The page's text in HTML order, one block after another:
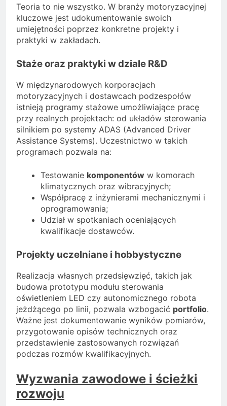
Teoria to nie wszystko. W branży motoryzacyjnej
kluczowe jest udokumentowanie swoich
umiejętności poprzez konkretne projekty i
praktyki w zakładach.
Staże oraz praktyki w dziale R&D
W międzynarodowych korporacjach
motoryzacyjnych i dostawcach podzespołów
istnieją programy stażowe umożliwiające pracę
przy realnych projektach: od układów sterowania
silnikiem po systemy ADAS (Advanced Driver
Assistance Systems). Uczestnictwo w takich
programach pozwala na:
Testowanie komponentów w komorach
klimatycznych oraz wibracyjnych;
Współpracę z inżynierami mechanicznymi i
oprogramowania;
Udział w spotkaniach oceniających
kwalifikacje dostawców.
Projekty uczelniane i hobbystyczne
Realizacja własnych przedsięwzięć, takich jak
budowa prototypu modułu sterowania
oświetleniem LED czy autonomicznego robota
jeżdżącego po linii, pozwala wzbogacić portfolio.
Ważne jest dokumentowanie wyników pomiarów,
przygotowanie opisów technicznych oraz
przedstawienie zastosowanych rozwiązań
podczas rozmów kwalifikacyjnych.
Wyzwania zawodowe i ścieżki
rozwoju